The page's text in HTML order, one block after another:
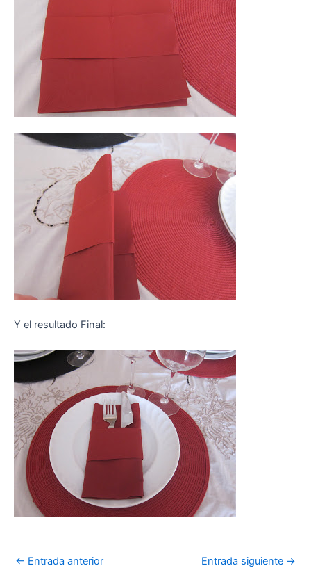
Y el resultado Final:
← Entrada anterior Entrada siguiente →